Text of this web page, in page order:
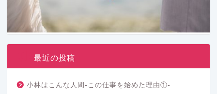
最近の投稿
小林はこんな人間-この仕事を始めた理由①-